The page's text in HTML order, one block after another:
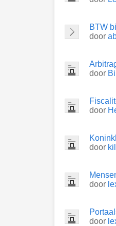
BTW
door
door
door
door
door
door